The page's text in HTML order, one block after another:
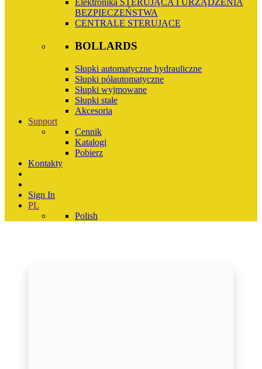
Elektronika STERUJĄCA I URZĄDZENIA
BEZPIECZEŃSTWA
CENTRALE STERUJĄCE
BOLLARDS
Słupki automatyczne hydrauliczne
Słupki półautomatyczne
Słupki wyjmowane
Słupki stałe
Akcesoria
Support
Cennik
Katalogi
Pobierz
Kontakty
Sign In
PL
Polish